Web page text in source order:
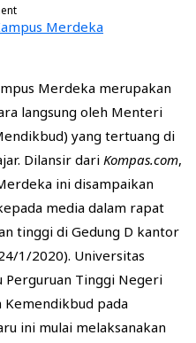
Merdeka merupakan
langsung oleh Menteri
yang tertuang di
Dilansir dari Kompas.com,
ini disampaikan
media dalam rapat
tinggi di Gedung D kantor
1/2020). Universitas
Perguruan Tinggi Negeri
Kemendikbud pada
ini mulai melaksanakan